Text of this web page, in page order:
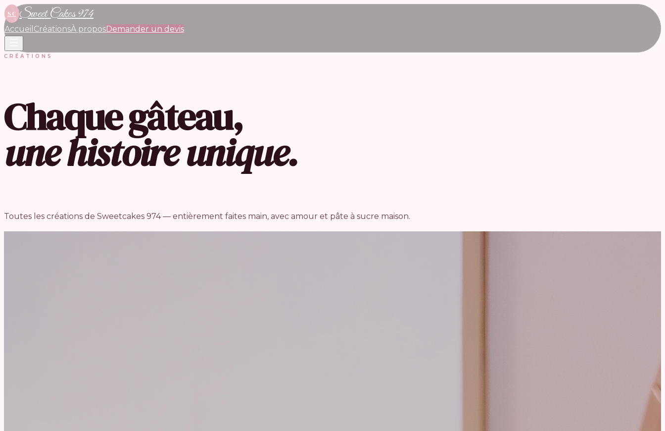
SC Sweet Cakes 974
Accueil CréationsÀ proposDemander un devis
CRÉATIONS
Chaque gâteau,
une histoire unique.
Toutes les créations de Sweetcakes 974 — entièrement faites main, avec amour et pâte à sucre maison.